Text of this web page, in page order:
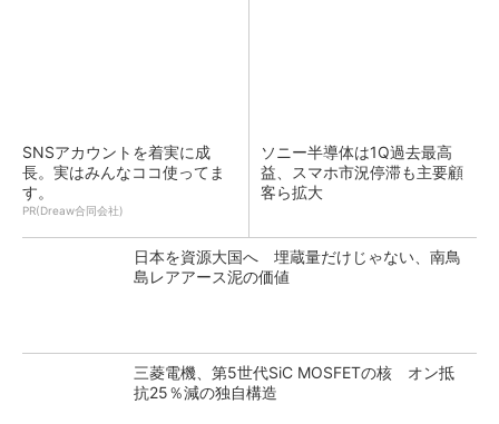
SNSアカウントを着実に成
長。実はみんなココ使ってま
す。
PR(Dreaw合同会社)
ソニー半導体は1Q過去最高
益、スマホ市況停滞も主要顧
客ら拡大
日本を資源大国へ 埋蔵量だけじゃない、南鳥
島レアアース泥の価値
三菱電機、第5世代SiC MOSFETの核 オン抵
抗25％減の独自構造